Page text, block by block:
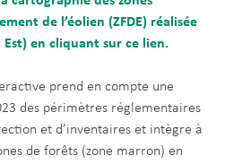
de l’éolien (ZFDE) réalisée
Est) en cliquant sur ce lien.
prend en compte une
des périmètres réglementaires
et d’inventaires et intègre à
de forêts (zone marron) en